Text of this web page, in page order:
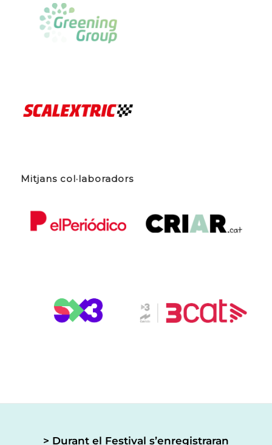
Mitjans col·laboradors
> Durant el Festival s’enregistraran